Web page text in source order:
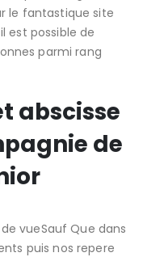
le fantastique site
est possible de
parmi rang
abscisse
de
vueSauf Que dans
puis nos repere